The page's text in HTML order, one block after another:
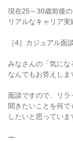
現在25～30歳前後
リアルなキャリア実
［4］カジュアル
みなさんの「気にな
なんでもお答えしま
面談ですので、リラ
聞きたいことを何で
したいと思ってい
ー